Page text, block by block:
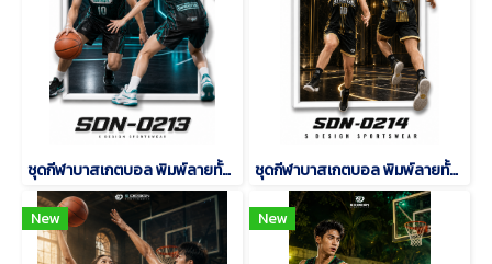
ชุดกีฬาบาสเกตบอล พิมพ์ลายทั้งตัว เนื้อผ้า "นาโนเทค" SDN-0213 ชุดกีฬาบาสเกตบอล พิมพ์ลายทั้งตัว เนื้อผ้า "นาโนเทค" SDN-0214
New New